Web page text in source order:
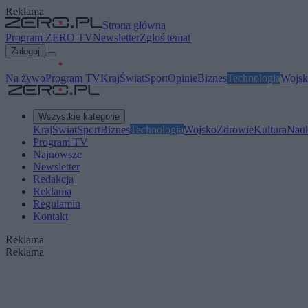
Reklama
Strona główna
Program ZERO TVNewsletterZgłoś temat
Zaloguj
Na żywoProgram TVKrajŚwiatSportOpinieBiznesTechnologia
Wszystkie kategorie
KrajŚwiatSportBiznesTechnologiaWojskoZdrowieKultura
Program TV
Najnowsze
Newsletter
Redakcja
Reklama
Regulamin
Kontakt
Reklama
Reklama